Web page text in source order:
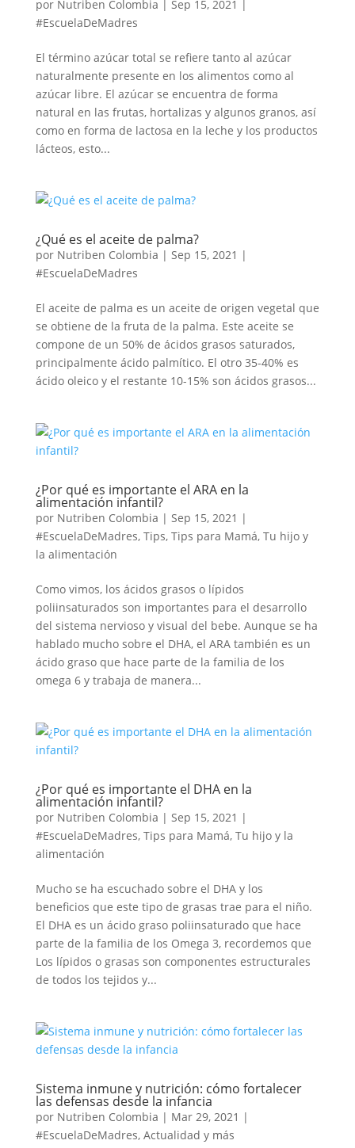
por Nutriben Colombia | Sep 15, 2021 |
#EscuelaDeMadres
El término azúcar total se refiere tanto al azúcar
naturalmente presente en los alimentos como al
azúcar libre. El azúcar se encuentra de forma
natural en las frutas, hortalizas y algunos granos, así
como en forma de lactosa en la leche y los productos
lácteos, esto...
¿Qué es el aceite de palma?
por Nutriben Colombia | Sep 15, 2021 |
#EscuelaDeMadres
El aceite de palma es un aceite de origen vegetal que
se obtiene de la fruta de la palma. Este aceite se
compone de un 50% de ácidos grasos saturados,
principalmente ácido palmítico. El otro 35-40% es
ácido oleico y el restante 10-15% son ácidos grasos...
¿Por qué es importante el ARA en la
alimentación infantil?
por Nutriben Colombia | Sep 15, 2021 |
#EscuelaDeMadres, Tips, Tips para Mamá, Tu hijo y
la alimentación
Como vimos, los ácidos grasos o lípidos
poliinsaturados son importantes para el desarrollo
del sistema nervioso y visual del bebe. Aunque se ha
hablado mucho sobre el DHA, el ARA también es un
ácido graso que hace parte de la familia de los
omega 6 y trabaja de manera...
¿Por qué es importante el DHA en la
alimentación infantil?
por Nutriben Colombia | Sep 15, 2021 |
#EscuelaDeMadres, Tips para Mamá, Tu hijo y la
alimentación
Mucho se ha escuchado sobre el DHA y los
beneficios que este tipo de grasas trae para el niño.
El DHA es un ácido graso poliinsaturado que hace
parte de la familia de los Omega 3, recordemos que
Los lípidos o grasas son componentes estructurales
de todos los tejidos y...
Sistema inmune y nutrición: cómo fortalecer
las defensas desde la infancia
por Nutriben Colombia | Mar 29, 2021 |
#EscuelaDeMadres, Actualidad y más